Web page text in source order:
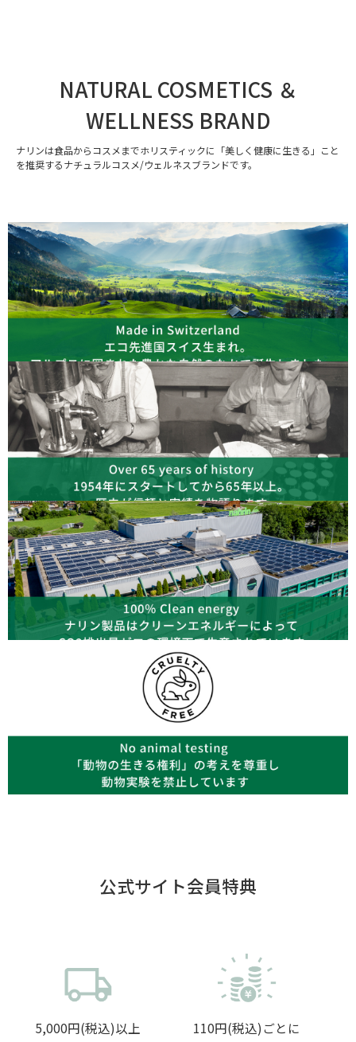
NATURAL COSMETICS ＆
WELLNESS BRAND
ナリンは食品からコスメまでホリスティックに「美しく健康に生きる」こと
を推奨するナチュラルコスメ/ウェルネスブランドです。
公式サイト会員特典
5,000円(税込)以上
110円(税込)ごとに